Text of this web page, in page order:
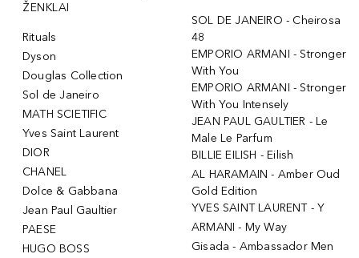
ŽENKLAI
Rituals
Dyson
Douglas Collection
Sol de Janeiro
MATH SCIETIFIC
Yves Saint Laurent
DIOR
CHANEL
Dolce & Gabbana
Jean Paul Gaultier
PAESE
HUGO BOSS
SOL DE JANEIRO - Cheirosa
48
EMPORIO ARMANI - Stronger
With You
EMPORIO ARMANI - Stronger
With You Intensely
JEAN PAUL GAULTIER - Le
Male Le Parfum
BILLIE EILISH - Eilish
AL HARAMAIN - Amber Oud
Gold Edition
YVES SAINT LAURENT - Y
ARMANI - My Way
Gisada - Ambassador Men